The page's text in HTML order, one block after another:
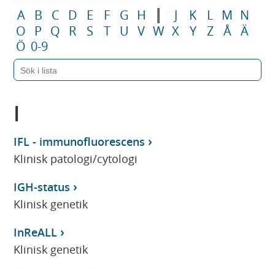
A B C D E F G H I J K L M N
O
P Q R S T U V W X Y Z Å Ä
Ö 0-9
I
IFL - immunofluorescens
Klinisk patologi/cytologi
IGH-status
Klinisk genetik
InReALL
Klinisk genetik